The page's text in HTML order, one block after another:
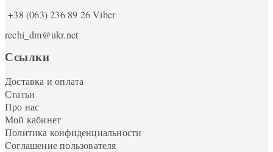
+38 (063) 236 89 26Viber
rechi_dm@ukr.net
Ссылки
Доставка и оплата
Статьи
Про нас
Мой кабинет
Политика конфиденциальности
Cоглашение пользователя